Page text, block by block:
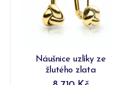
Náušnice uzlíky ze
žlutého zlata